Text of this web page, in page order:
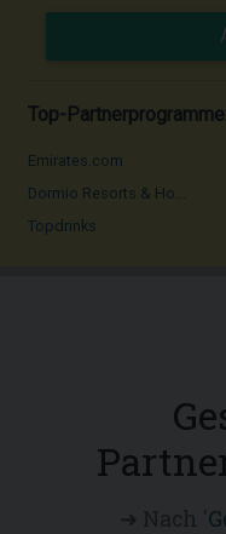
Top-Partnerprogramme:
Emirates.com
Dormio Resorts & Ho...
Topdrinks